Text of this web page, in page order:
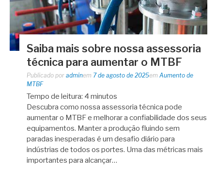
Saiba mais sobre nossa assessoria
técnica para aumentar o MTBF
Publicado por adminem 7 de agosto de 2025em Aumento de
MTBF
Tempo de leitura: 4 minutos
Descubra como nossa assessoria técnica pode
aumentar o MTBF e melhorar a confiabilidade dos seus
equipamentos. Manter a produção fluindo sem
paradas inesperadas é um desafio diário para
indústrias de todos os portes. Uma das métricas mais
importantes para alcançar…